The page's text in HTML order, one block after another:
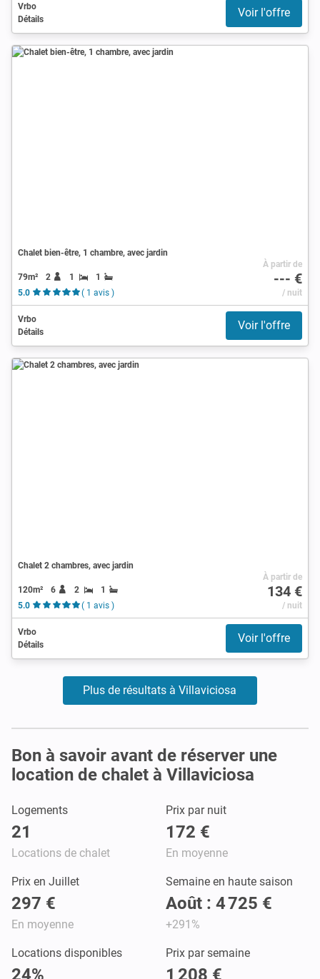
Vrbo
Détails
Voir l'offre
Chalet bien-être, 1 chambre, avec jardin
79m² 2 1
1
5.0
( 1 avis )
À partir de
--- €
/ nuit
Vrbo
Détails
Voir l'offre
Chalet 2 chambres, avec jardin
120m² 6 2
1
5.0
( 1 avis )
À partir de
134 €
/ nuit
Vrbo
Détails
Voir l'offre
Plus de résultats à Villaviciosa
Bon à savoir avant de réserver une
location de chalet à Villaviciosa
Logements
21
Locations de chalet
Prix par nuit
172 €
En moyenne
Prix en Juillet
297 €
En moyenne
Semaine en haute saison
Août : 4 725 €
+291%
Locations disponibles
24%
Prix par semaine
1 208 €